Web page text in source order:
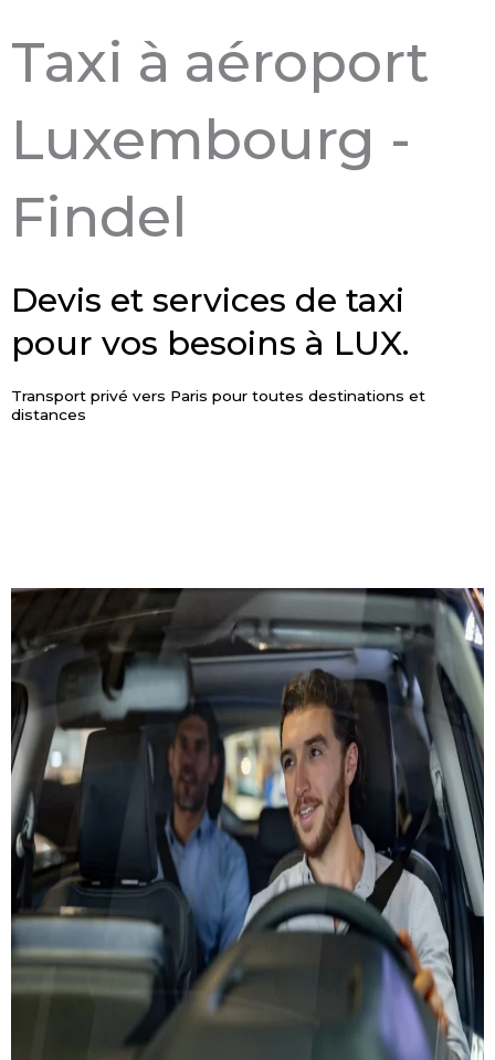
Taxi à aéroport
Luxembourg -
Findel
Devis et services de taxi
pour vos besoins à LUX.
Transport privé vers Paris pour toutes destinations et
distances